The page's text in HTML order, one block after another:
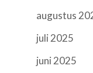
augustus
juli 2025
juni 2025